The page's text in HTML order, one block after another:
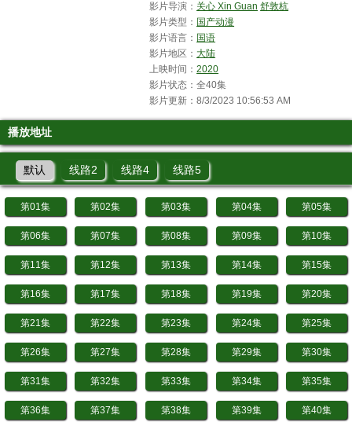
影片导演： 关心 Xin Guan 舒敦杭
影片类型： 国产动漫
影片语言： 国语
影片地区： 大陆
上映时间：2020
影片状态：全40集
影片更新：8/3/2023 10:56:53 AM
播放地址
默认 线路2 线路4 线路5
第01集 第02集 第03集 第04集 第05集
第06集 第07集 第08集 第09集 第10集
第11集 第12集 第13集 第14集 第15集
第16集 第17集 第18集 第19集 第20集
第21集 第22集 第23集 第24集 第25集
第26集 第27集 第28集 第29集 第30集
第31集 第32集 第33集 第34集 第35集
第36集 第37集 第38集 第39集 第40集